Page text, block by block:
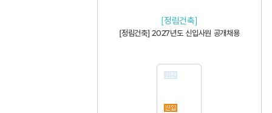
[정림건축]
[정림건축] 2027년도 신입사원 공개채용